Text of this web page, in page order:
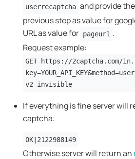
userrecaptcha and provide
previous step as value for
URL as value for pageurl .
Request example:
GET https://2captcha.com/
v2-invisible
If everything is fine server will
captcha:
OK|2122988149
Otherwise server will return an